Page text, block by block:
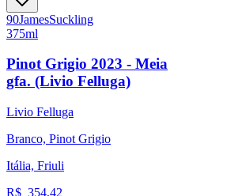
90JamesSuckling
375ml
Pinot Grigio 2023 - Meia
gfa. (Livio Felluga)
Livio Felluga
Branco, Pinot Grigio
Itália, Friuli
R$ 354,42